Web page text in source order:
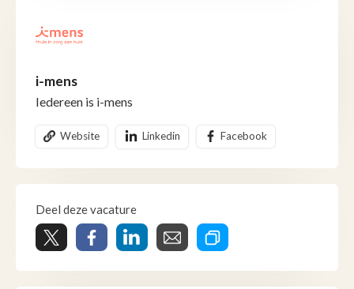
i-mens
Iedereen is i-mens
Website Linkedin Facebook
Deel deze vacature